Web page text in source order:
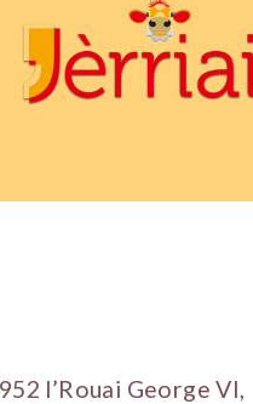
l’Rouai George VI,